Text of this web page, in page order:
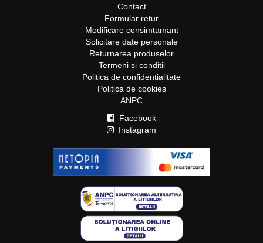
Contact
Formular retur
Modificare consimtamant
Solicitare date personale
Returnarea produselor
Termeni si conditii
Politica de confidentialitate
Politica de cookies
ANPC
Facebook
Instagram